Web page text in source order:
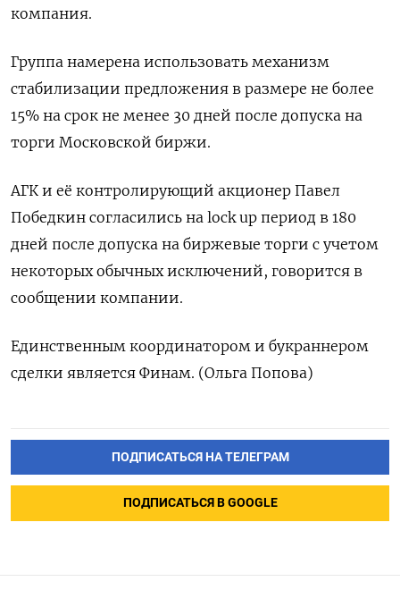
компания.
Группа намерена использовать механизм
стабилизации предложения в размере не более
15% на срок не менее 30 дней после допуска на
торги Московской биржи.
АГК и её контролирующий акционер Павел
Победкин согласились на lock up период в 180
дней после допуска на биржевые торги с учетом
некоторых обычных исключений, говорится в
сообщении компании.
Единственным координатором и букраннером
сделки является Финам. (Ольга Попова)
ПОДПИСАТЬСЯ НА ТЕЛЕГРАМ
ПОДПИСАТЬСЯ В GOOGLE